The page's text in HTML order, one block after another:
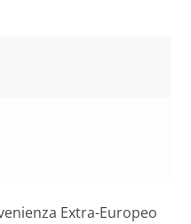
Extra-Europeo